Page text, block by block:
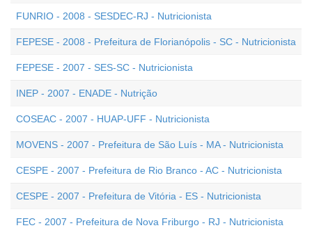
FUNRIO - 2008 - SESDEC-RJ - Nutricionista
FEPESE - 2008 - Prefeitura de Florianópolis - SC - Nutricionista
FEPESE - 2007 - SES-SC - Nutricionista
INEP - 2007 - ENADE - Nutrição
COSEAC - 2007 - HUAP-UFF - Nutricionista
MOVENS - 2007 - Prefeitura de São Luís - MA - Nutricionista
CESPE - 2007 - Prefeitura de Rio Branco - AC - Nutricionista
CESPE - 2007 - Prefeitura de Vitória - ES - Nutricionista
FEC - 2007 - Prefeitura de Nova Friburgo - RJ - Nutricionista